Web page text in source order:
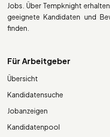
Jobs. Über Tempknight
geeignete Kandidaten und
finden.
Für Arbeitgeber
Übersicht
Kandidatensuche
Jobanzeigen
Kandidatenpool